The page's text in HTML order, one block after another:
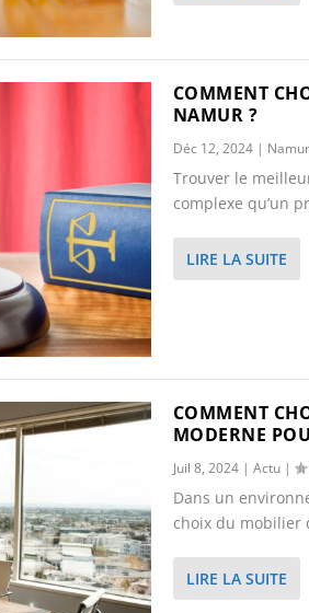
COMMENT
NAMUR ?
Déc 12, 2024| Namur
Trouver le
complexe qu’un
LIRE LA SUITE
COMMENT
MODERNE
Juil 8, 2024| Actu|
Dans un
choix du mobilier
LIRE LA SUITE